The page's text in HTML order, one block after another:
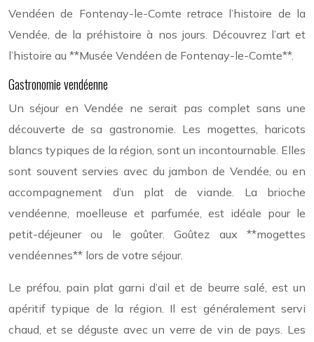
Vendéen de Fontenay-le-Comte retrace l’histoire de la
Vendée, de la préhistoire à nos jours. Découvrez l’art et
l’histoire au **Musée Vendéen de Fontenay-le-Comte**.
Gastronomie vendéenne
Un séjour en Vendée ne serait pas complet sans une
découverte de sa gastronomie. Les mogettes, haricots
blancs typiques de la région, sont un incontournable. Elles
sont souvent servies avec du jambon de Vendée, ou en
accompagnement d’un plat de viande. La brioche
vendéenne, moelleuse et parfumée, est idéale pour le
petit-déjeuner ou le goûter. Goûtez aux **mogettes
vendéennes** lors de votre séjour.
Le préfou, pain plat garni d’ail et de beurre salé, est un
apéritif typique de la région. Il est généralement servi
chaud, et se déguste avec un verre de vin de pays. Les